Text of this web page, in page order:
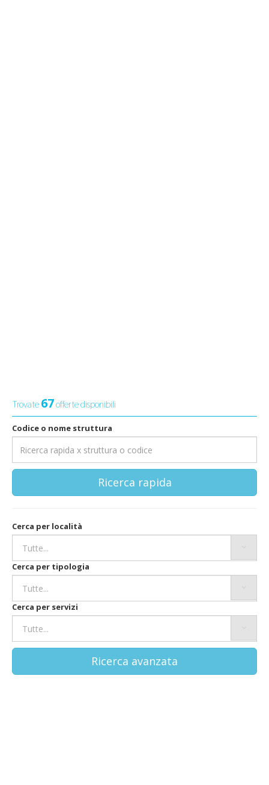
Trovate67offerte disponibili
Codice o nome struttura
Ricerca rapida
Cerca per località
Cerca per tipologia
Cerca per servizi
Ricerca avanzata